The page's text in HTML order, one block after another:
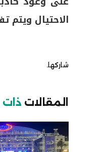
الاحتيال ويتم
شاركها.
المقالات ذات